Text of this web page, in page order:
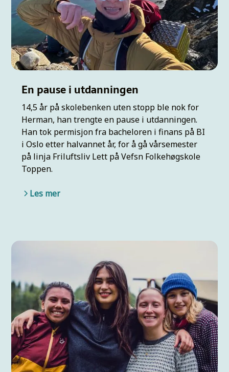
En pause i utdanningen
14,5 år på skolebenken uten stopp ble nok for
Herman, han trengte en pause i utdanningen.
Han tok permisjon fra bacheloren i finans på BI
i Oslo etter halvannet år, for å gå vårsemester
på linja Friluftsliv Lett på Vefsn Folkehøgskole
Toppen.
Les mer